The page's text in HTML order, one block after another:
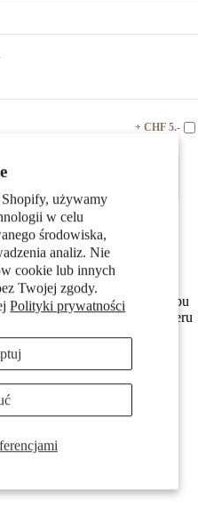
używamy
w celu
środowiska,
analiz. Nie
cookie lub innych
Twojej zgody.
Polityki prywatności
+ CHF 5.-
złota, w kształcie
miłośników aktywnego trybu
na co dzień, dodaje charakteru